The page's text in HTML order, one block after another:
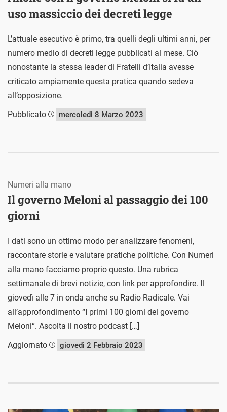
uso massiccio dei decreti legge
L’attuale esecutivo è primo, tra quelli degli ultimi anni, per
numero medio di decreti legge pubblicati al mese. Ciò
nonostante la stessa leader di Fratelli d’Italia avesse
criticato ampiamente questa pratica quando sedeva
all’opposizione.
Pubblicato
mercoledì 8 Marzo 2023
Il governo Meloni al passaggio dei 100
giorni
Numeri alla mano
I dati sono un ottimo modo per analizzare fenomeni,
raccontare storie e valutare pratiche politiche. Con Numeri
alla mano facciamo proprio questo. Una rubrica
settimanale di brevi notizie, con link per approfondire. Il
giovedì alle 7 in onda anche su Radio Radicale. Vai
all’approfondimento “I primi 100 giorni del governo
Meloni“. Ascolta il nostro podcast […]
Aggiornato
giovedì 2 Febbraio 2023